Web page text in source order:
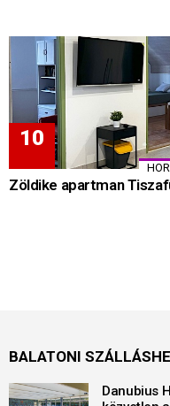
Zöldike apartman
BALATONI
Danubius